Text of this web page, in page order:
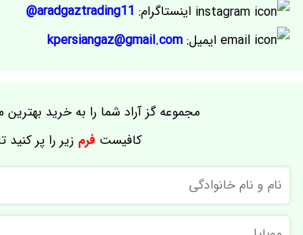
اینستاگرام: aradgaztrading11@
ایمیل: kpersiangaz@gmail.com
مجموعه گز آراد شما را به خرید
کافیستفرم زیر را پر کنید
و
نام
خانوادگی
موبایل